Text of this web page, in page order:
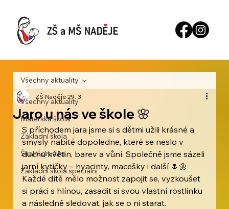
Všechny aktuality
Mateřská škola
Základní škola
Školní družina
Základní škola speciální
Všechny aktuality
Jaro u nás ve škole 🌸
ZŠ Naděje29. 3.
S příchodem jara jsme si s dětmi užili krásné a
smysly nabité dopoledne, které se neslo v
duchu květin, barev a vůní. Společně jsme sázeli
jarní kytičky – hyacinty, macešky i další 🌷🌼
Každé dítě mělo možnost zapojit se, vyzkoušet
si práci s hlínou, zasadit si svou vlastní rostlinku
a následně sledovat, jak se o ni starat.